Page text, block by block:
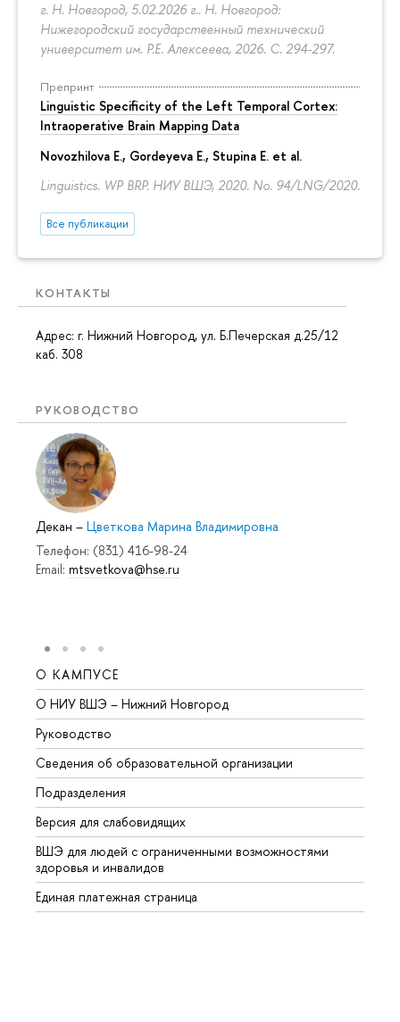
г. Н. Новгород, 5.02.2026 г.. Н. Новгород:
Нижегородский государственный технический
университет им. Р.Е. Алексеева, 2026. С. 294-297.
Препринт
Linguistic Specificity of the Left Temporal Cortex:
Intraoperative Brain Mapping Data
Novozhilova E., Gordeyeva E., Stupina E. et al.
Linguistics. WP BRP. НИУ ВШЭ, 2020. No. 94/LNG/2020.
Все публикации
КОНТАКТЫ
Адрес: г. Нижний Новгород, ул. Б.Печерская д.25/12
каб. 308
РУКОВОДСТВО
Декан – Цветкова Марина Владимировна
Телефон: (831) 416-98-24
Email: mtsvetkova@hse.ru
О КАМПУСЕ
О НИУ ВШЭ – Нижний Новгород
Руководство
Сведения об образовательной организации
Подразделения
Версия для слабовидящих
ВШЭ для людей с ограниченными возможностями
здоровья и инвалидов
Единая платежная страница